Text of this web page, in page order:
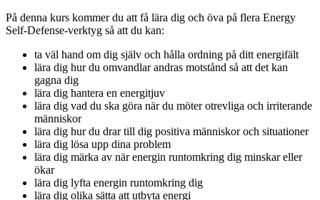
På denna kurs kommer du att få lära dig och öva på flera Energy
Self-Defense-verktyg så att du kan:
ta väl hand om dig själv och hålla ordning på ditt energifält
lära dig hur du omvandlar andras motstånd så att det kan
gagna dig
lära dig hantera en energitjuv
lära dig vad du ska göra när du möter otrevliga och irriterande
människor
lära dig hur du drar till dig positiva människor och situationer
lära dig lösa upp dina problem
lära dig märka av när energin runtomkring dig minskar eller
ökar
lära dig lyfta energin runtomkring dig
lära dig olika sätta att utbyta energi